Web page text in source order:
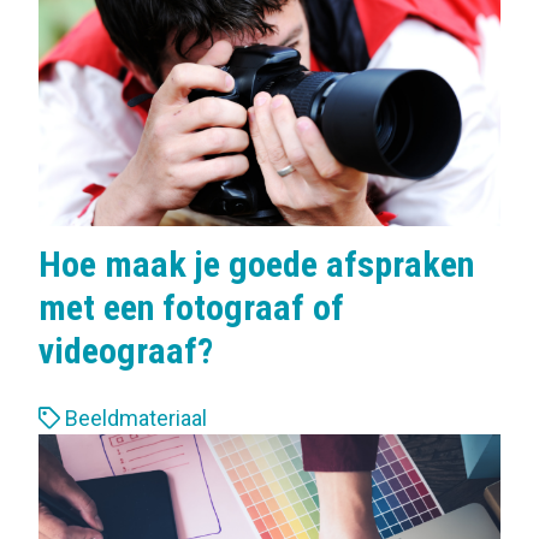
s
:
Hoe maak je goede afspraken
met een fotograaf of
videograaf?
L
b
e
Beeldmateriaal